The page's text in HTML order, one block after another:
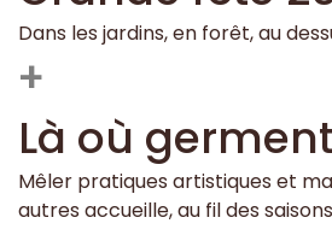
Dans les jardins, en forêt, au
+
Là où
Mêler pratiques artistiques et
autres accueille, au fil des